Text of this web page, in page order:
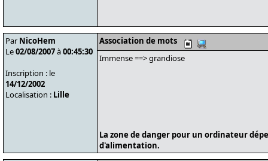
Par NicoHem
Le02/08/2007à00:45:30
Inscription : le
14/12/2002
Localisation : Lille
Association de mots
Immense ==> grandiose
La zone de danger pour un ordinateur
d'alimentation.